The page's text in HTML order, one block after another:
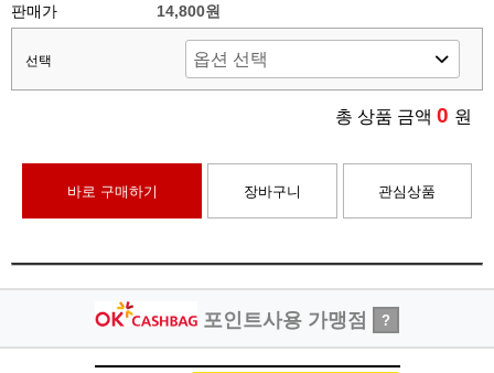
판매가
14,800원
선택
총 상품 금액 0 원
바로 구매하기 장바구니 관심상품
포인트사용 가맹점 ?